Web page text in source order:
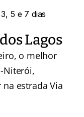
5 e 7 dias
Lagos
o melhor
Niterói,
na estrada Via